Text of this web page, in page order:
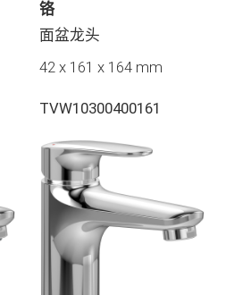
铬
面盆龙头
42 x 161 x 164 mm
TVW10300400161